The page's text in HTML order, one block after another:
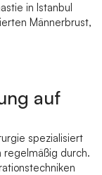
in Istanbul
Männerbrust,
auf
spezialisiert
regelmäßig durch.